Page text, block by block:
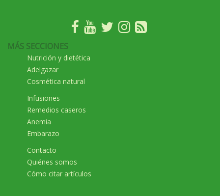
MÁS SECCIONES
Nutrición y dietética
Adelgazar
Cosmética natural
Infusiones
Remedios caseros
Anemia
Embarazo
Contacto
Quiénes somos
Cómo citar artículos